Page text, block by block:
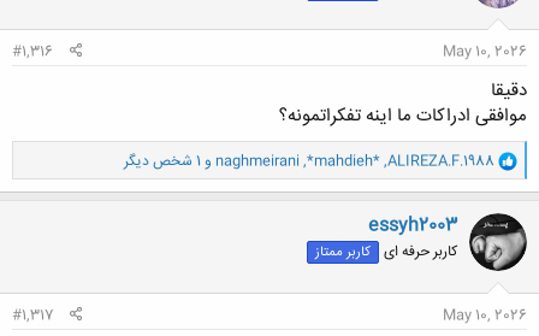
:
May 10, 2026
#1,316
دقیقا
موافقی ادراکات ما اینه تفکراتمونه؟
و
ا
ک
ن
ش
ه
ا
ALIREZA.F.1988
,
*mahdieh*
,
naghmeirani و 1 شخص دیگر
essyh2003
کاربر حرفه ای کاربر ممتاز
May 10, 2026
#1,317